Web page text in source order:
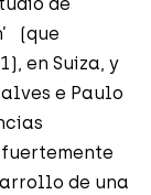
(que
en Suiza, y
e Paulo
de una